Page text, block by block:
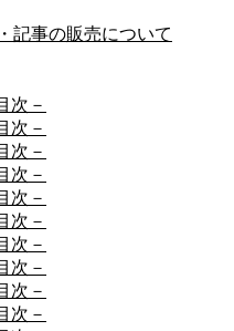
記事の販売について
次－
次－
次－
次－
次－
次－
次－
次－
次－
次－